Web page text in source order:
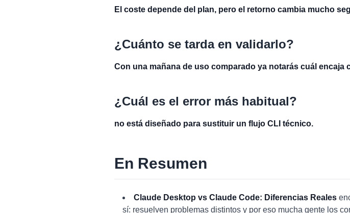
El coste depende del plan, pero el retorno cambia mucho
¿Cuánto se tarda en validarlo?
Con una mañana de uso comparado ya notarás cuál encaja
¿Cuál es el error más habitual?
no está diseñado para sustituir un flujo CLI técnico.
En Resumen
Claude Desktop vs Claude Code: Diferencias Reales
sí: resuelven problemas distintos y por eso mucha gente los